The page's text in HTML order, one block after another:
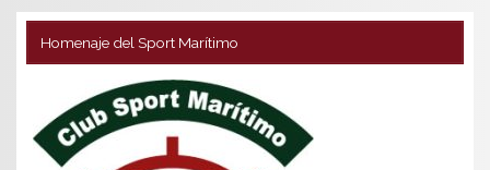
Homenaje del Sport Marítimo